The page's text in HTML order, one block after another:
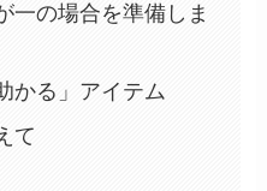
一の場合を準備しま
かる」アイテム
て